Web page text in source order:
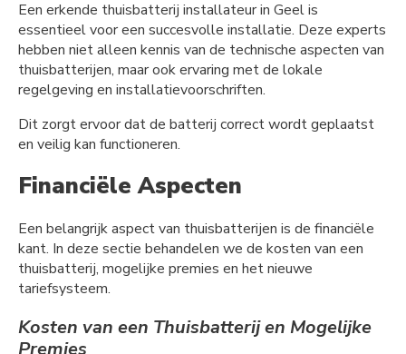
Een erkende thuisbatterij installateur in Geel is
essentieel voor een succesvolle installatie. Deze experts
hebben niet alleen kennis van de technische aspecten van
thuisbatterijen, maar ook ervaring met de lokale
regelgeving en installatievoorschriften.
Dit zorgt ervoor dat de batterij correct wordt geplaatst
en veilig kan functioneren.
Financiële Aspecten
Een belangrijk aspect van thuisbatterijen is de financiële
kant. In deze sectie behandelen we de kosten van een
thuisbatterij, mogelijke premies en het nieuwe
tariefsysteem.
Kosten van een Thuisbatterij en Mogelijke